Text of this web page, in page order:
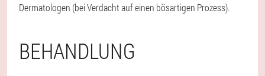
Dermatologen (bei Verdacht auf einen bösartigen Prozess).
BEHANDLUNG